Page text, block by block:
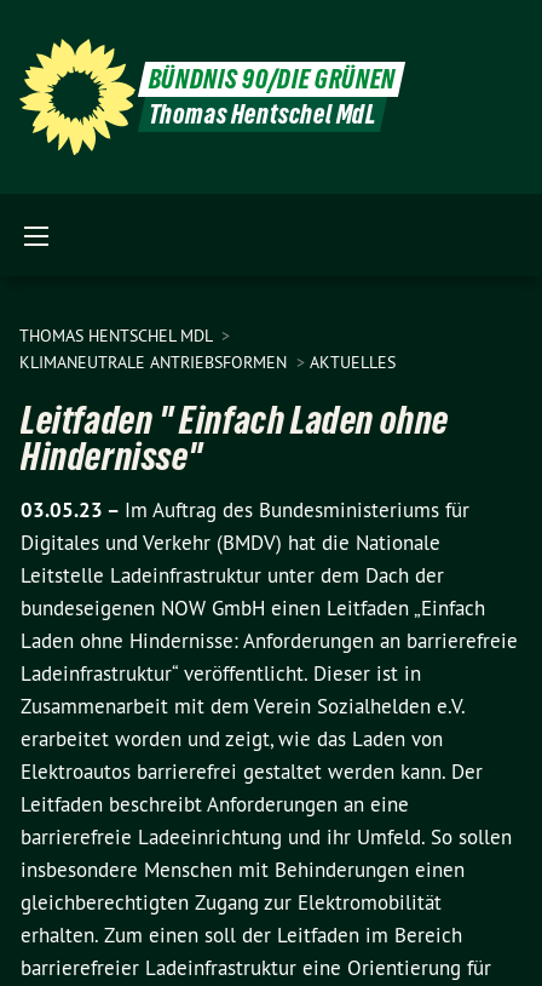
BÜNDNIS 90/DIE GRÜNEN
Thomas Hentschel MdL
THOMAS HENTSCHEL MDL
KLIMANEUTRALE ANTRIEBSFORMEN
AKTUELLES
Leitfaden " Einfach Laden ohne
Hindernisse"
03.05.23 – Im Auftrag des Bundesministeriums für
Digitales und Verkehr (BMDV) hat die Nationale
Leitstelle Ladeinfrastruktur unter dem Dach der
bundeseigenen NOW GmbH einen Leitfaden „Einfach
Laden ohne Hindernisse: Anforderungen an barrierefreie
Ladeinfrastruktur“ veröffentlicht. Dieser ist in
Zusammenarbeit mit dem Verein Sozialhelden e.V.
erarbeitet worden und zeigt, wie das Laden von
Elektroautos barrierefrei gestaltet werden kann. Der
Leitfaden beschreibt Anforderungen an eine
barrierefreie Ladeeinrichtung und ihr Umfeld. So sollen
insbesondere Menschen mit Behinderungen einen
gleichberechtigten Zugang zur Elektromobilität
erhalten. Zum einen soll der Leitfaden im Bereich
barrierefreier Ladeinfrastruktur eine Orientierung für